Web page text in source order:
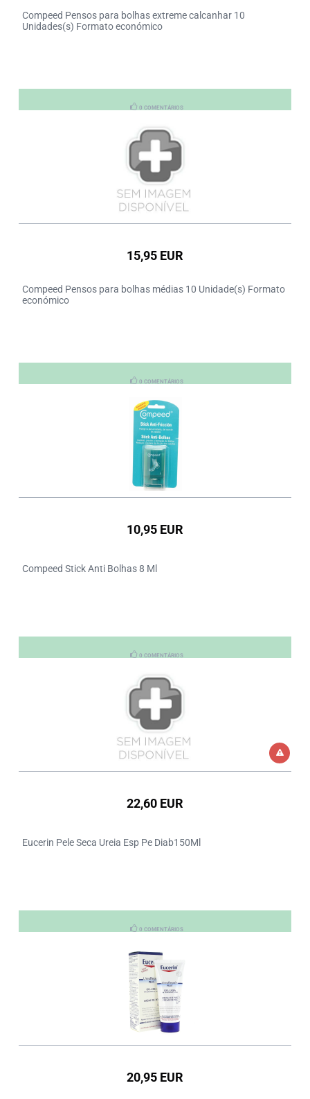
Compeed Pensos para bolhas extreme calcanhar 10
Unidades(s) Formato económico
0 COMENTÁRIOS
15,95 EUR
Compeed Pensos para bolhas médias 10 Unidade(s) Formato
económico
0 COMENTÁRIOS
10,95 EUR
Compeed Stick Anti Bolhas 8 Ml
0 COMENTÁRIOS
22,60 EUR
Eucerin Pele Seca Ureia Esp Pe Diab150Ml
0 COMENTÁRIOS
20,95 EUR